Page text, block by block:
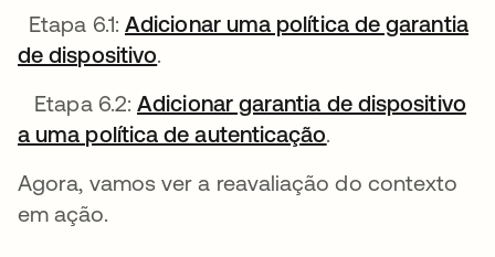
Etapa 6.1:Adicionar uma política de garantia
de dispositivoabre em uma nova guia
.
Etapa 6.2:Adicionar garantia de dispositivo
a uma política de autenticaçãoabre em uma
.
Agora, vamos ver a reavaliação do contexto
em ação.